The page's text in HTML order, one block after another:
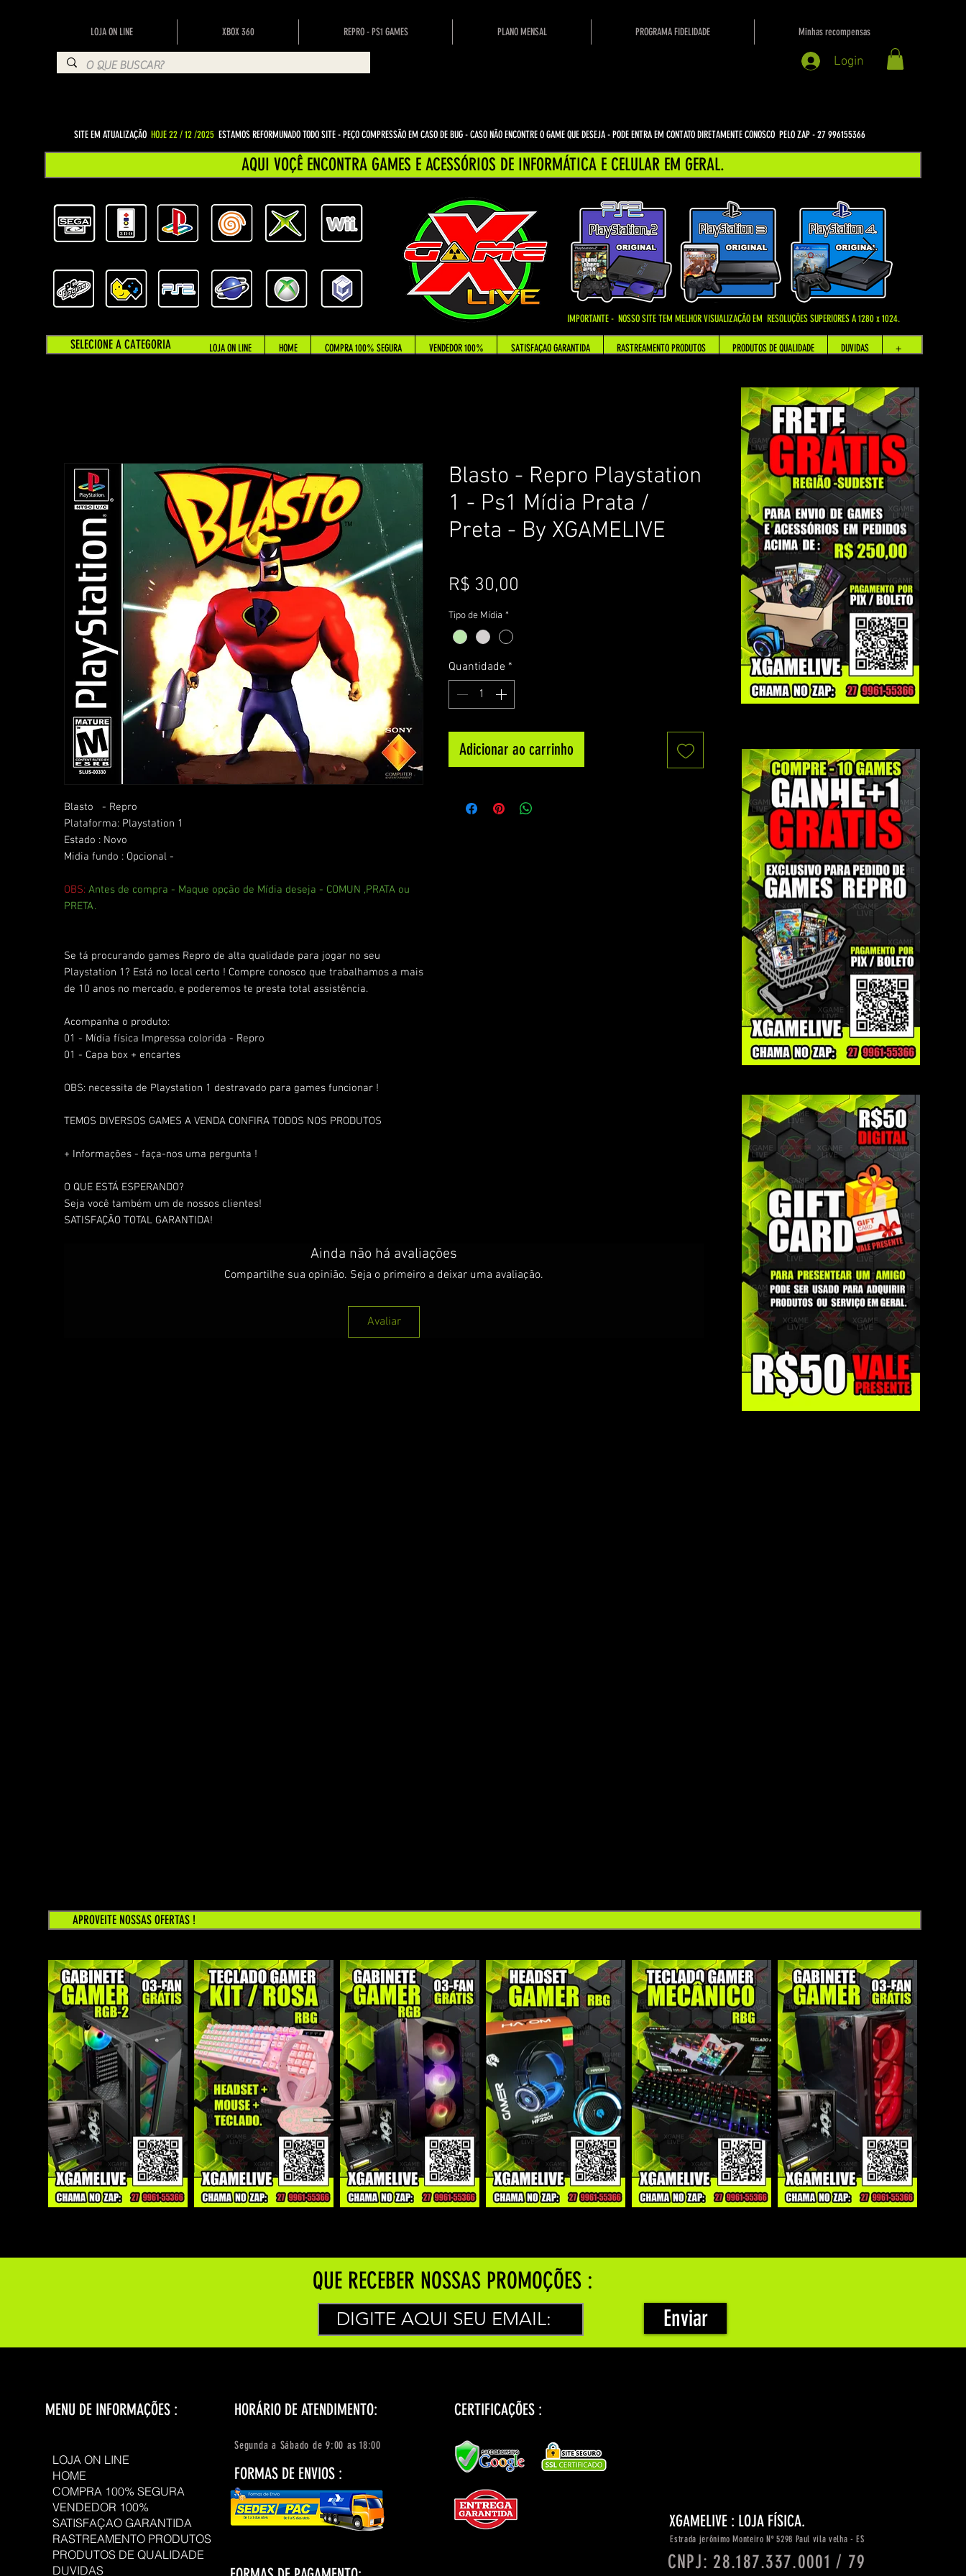
LOJA ON LINE XBOX 360 REPRO - PS1 GAMES PLANO MENSAL PROGRAMA FIDELIDADE Minhas recompensas
Login
Blasto - Repro
Plataforma: Playstation 1
Estado : Novo
Midia fundo : Opcional -
OBS: Antes de compra - Maque opção de Mídia deseja - COMUN ,PRATA ou
PRETA.
Se tá procurando games Repro de alta qualidade para jogar no seu
Playstation 1? Está no local certo ! Compre conosco que trabalhamos a mais
de 10 anos no mercado, e poderemos te presta total assistência.
Acompanha o produto:
01 - Mídia física Impressa colorida - Repro
01 - Capa box + encartes
OBS: necessita de Playstation 1 destravado para games funcionar !
TEMOS DIVERSOS GAMES A VENDA CONFIRA TODOS NOS PRODUTOS
+ Informações - faça-nos uma pergunta !
O QUE ESTÁ ESPERANDO?
Seja você também um de nossos clientes!
SATISFAÇÃO TOTAL GARANTIDA!
Blasto - Repro Playstation
1 - Ps1 Mídia Prata /
Preta - By XGAMELIVE
R$ 30,00
Tipo de Mídia *
Quantidade *
Adicionar ao carrinho
Ainda não há avaliações
Compartilhe sua opinião. Seja o primeiro a deixar uma avaliação.
Avaliar
APROVEITE NOSSAS OFERTAS !
QUE RECEBER NOSSAS PROMOÇÕES :
Enviar
SELECIONE A CATEGORIA
IMPORTANTE - NOSSO SITE TEM MELHOR VISUALIZAÇÃO EM RESOLUÇÕES SUPERIORES A 1280 x 1024.
AQUI VOÇÊ ENCONTRA GAMES E ACESSÓRIOS DE INFORMÁTICA E CELULAR EM GERAL.
SITE EM ATUALIZAÇÃO HOJE 22 / 12 /2025 ESTAMOS REFORMUNADO TODO SITE - PEÇO COMPRESSÃO EM CASO DE BUG- CASO NÃO ENCONTRE O GAME QUE DESEJA - PODE ENTRA EM CONTATO DIRETAMENTE CONOSCO PELO ZAP - 27 996155366
LOJA ON LINE HOME COMPRA 100% SEGURA VENDEDOR 100% SATISFAÇAO GARANTIDA RASTREAMENTO PRODUTOS PRODUTOS DE QUALIDADE DUVIDAS +
MENU DE INFORMAÇÕES :
LOJA ON LINE
HOME
COMPRA 100% SEGURA
VENDEDOR 100%
SATISFAÇAO GARANTIDA
RASTREAMENTO PRODUTOS
PRODUTOS DE QUALIDADE
DUVIDAS
FORMAS DE ENVIOS :
HORÁRIO DE ATENDIMENTO:
XGAMELIVE : LOJA FÍSICA.
CERTIFICAÇÕES :
Segunda a Sábado de 9:00 as 18:00
Estrada jerônimo Monteiro Nº 5298 Paul vila velha - ES
CNPJ: 28.187.337.0001 / 79